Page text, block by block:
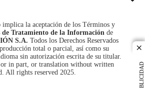
PUBLICIDAD
la aceptación de los Términos y
de Tratamiento de la Información de
S.A. Todos los Derechos Reservados
total o parcial, así como su
sin autorización escrita de su titular.
in part, or translation without written
All rights reserved 2025.